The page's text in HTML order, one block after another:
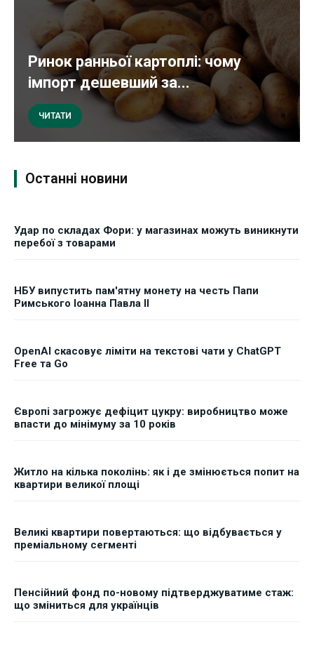
Ринок ранньої картоплі: чому
імпорт дешевший за...
ЧИТАТИ
Останні новини
Удар по складах Фори: у магазинах можуть виникнути
перебої з товарами
НБУ випустить пам'ятну монету на честь Папи
Римського Іоанна Павла II
OpenAI скасовує ліміти на текстові чати у ChatGPT
Free та Go
Європі загрожує дефіцит цукру: виробництво може
впасти до мінімуму за 10 років
Житло на кілька поколінь: як і де змінюється попит на
квартири великої площі
Великі квартири повертаються: що відбувається у
преміальному сегменті
Пенсійний фонд по-новому підтверджуватиме стаж:
що зміниться для українців